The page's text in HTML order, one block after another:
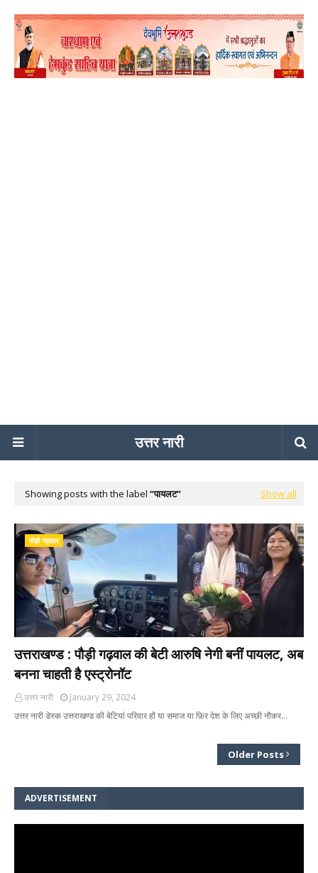
उत्तर नारी
Showing posts with the label पायलट Show all
पौड़ी गढ़वाल
उत्तराखण्ड : पौड़ी गढ़वाल की बेटी आरुषि नेगी बनीं पायलट, अब
बनना चाहती है एस्ट्रोनॉट
उत्तर नारी
January 29, 2024
उत्तर नारी डेस्क उत्तराखण्ड की बेटियां परिवार हों या समाज या फ़िर देश के लिए अच्छी नौकर…
Older Posts
ADVERTISEMENT